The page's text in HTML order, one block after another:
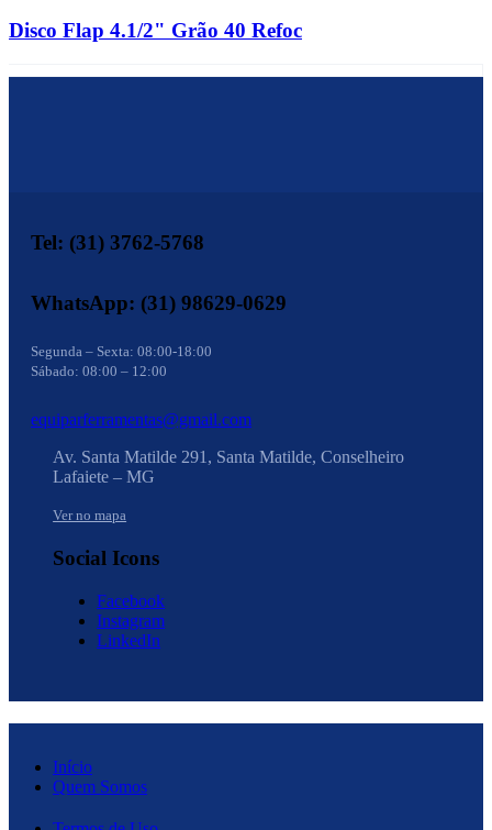
Disco Flap 4.1/2" Grão 40 Refoc
Tel: (31) 3762-5768
WhatsApp: (31) 98629-0629
Segunda – Sexta: 08:00-18:00
Sábado: 08:00 – 12:00
equiparferramentas@gmail.com
Av. Santa Matilde 291, Santa Matilde, Conselheiro
Lafaiete – MG
Ver no mapa
Social Icons
Facebook
Instagram
LinkedIn
Início
Quem Somos